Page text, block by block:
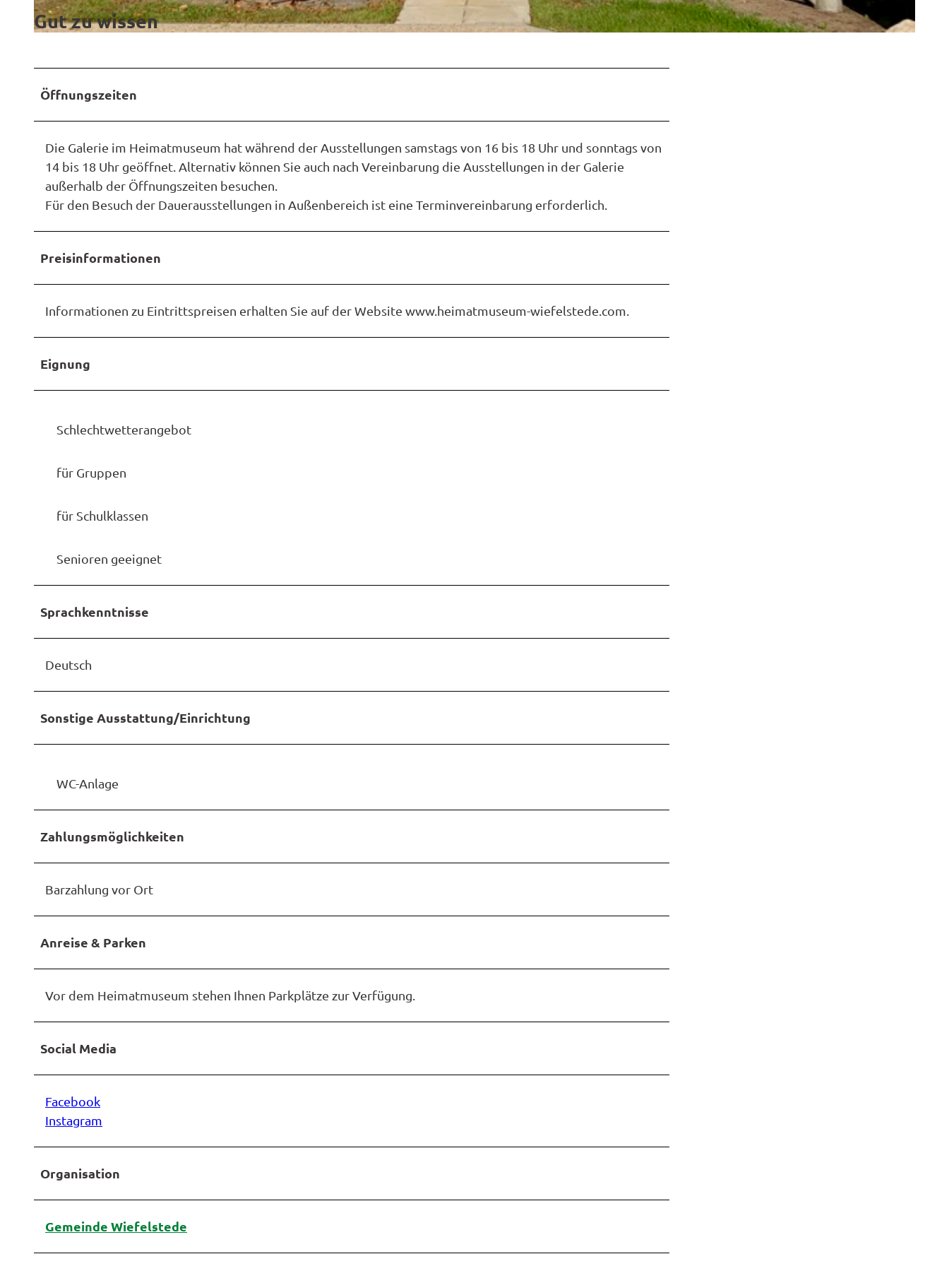
e
.
e
Gut zu wissen
Öffnungszeiten
Die Galerie im Heimatmuseum hat während der Ausstellungen samstags von 16 bis 18 Uhr und sonntags von
14 bis 18 Uhr geöffnet. Alternativ können Sie auch nach Vereinbarung die Ausstellungen in der Galerie
außerhalb der Öffnungszeiten besuchen.
Für den Besuch der Dauerausstellungen in Außenbereich ist eine Terminvereinbarung erforderlich.
Preisinformationen
Informationen zu Eintrittspreisen erhalten Sie auf der Website www.heimatmuseum-wiefelstede.com.
Eignung
Schlechtwetterangebot
für Gruppen
für Schulklassen
Senioren geeignet
Sprachkenntnisse
Deutsch
Sonstige Ausstattung/Einrichtung
WC-Anlage
Zahlungsmöglichkeiten
Barzahlung vor Ort
Anreise & Parken
Vor dem Heimatmuseum stehen Ihnen Parkplätze zur Verfügung.
Social Media
Facebook
Instagram
Organisation
Gemeinde Wiefelstede